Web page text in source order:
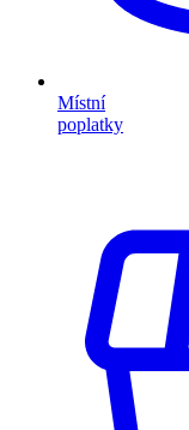
Místní
poplatky